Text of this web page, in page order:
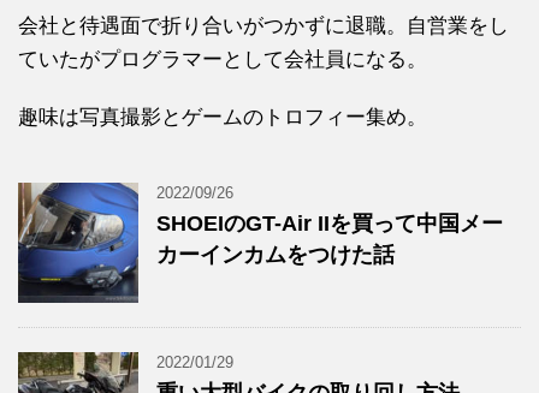
会社と待遇面で折り合いがつかずに退職。自営業をし
ていたがプログラマーとして会社員になる。
趣味は写真撮影とゲームのトロフィー集め。
2022/09/26
SHOEIのGT-Air IIを買って中国メー
カーインカムをつけた話
2022/01/29